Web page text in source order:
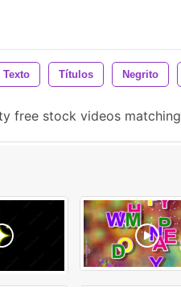
Texto Títulos Negrito
free stock videos matching